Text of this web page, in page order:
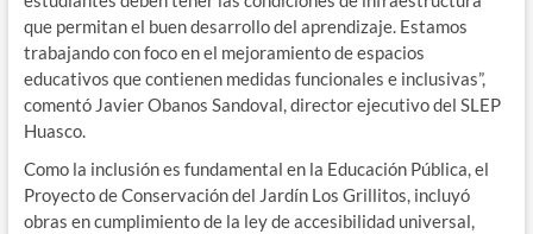
que permitan el buen desarrollo del aprendizaje. Estamos
trabajando con foco en el mejoramiento de espacios
educativos que contienen medidas funcionales e inclusivas”,
comentó Javier Obanos Sandoval, director ejecutivo del SLEP
Huasco.
Como la inclusión es fundamental en la Educación Pública, el
Proyecto de Conservación del Jardín Los Grillitos, incluyó
obras en cumplimiento de la ley de accesibilidad universal,